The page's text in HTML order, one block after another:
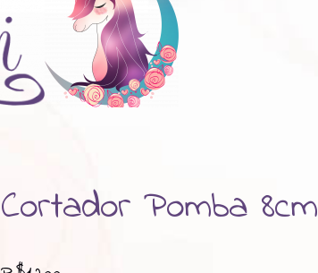
Cortador Pomba 8cm